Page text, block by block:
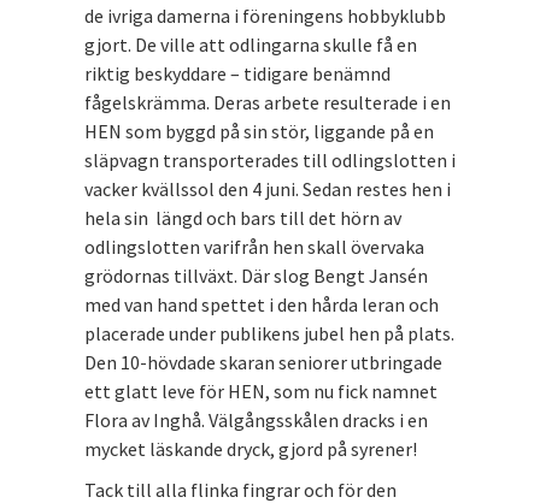
de ivriga damerna i föreningens hobbyklubb
gjort. De ville att odlingarna skulle få en
riktig beskyddare – tidigare benämnd
fågelskrämma. Deras arbete resulterade i en
HEN som byggd på sin stör, liggande på en
släpvagn transporterades till odlingslotten i
vacker kvällssol den 4 juni. Sedan restes hen i
hela sin längd och bars till det hörn av
odlingslotten varifrån hen skall övervaka
grödornas tillväxt. Där slog Bengt Jansén
med van hand spettet i den hårda leran och
placerade under publikens jubel hen på plats.
Den 10-hövdade skaran seniorer utbringade
ett glatt leve för HEN, som nu fick namnet
Flora av Inghå. Välgångsskålen dracks i en
mycket läskande dryck, gjord på syrener!
Tack till alla flinka fingrar och för den